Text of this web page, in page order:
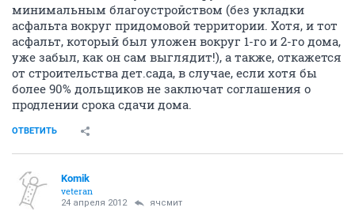
минимальным благоустройством (без укладки
асфальта вокруг придомовой территории. Хотя, и тот
асфальт, который был уложен вокруг 1-го и 2-го дома,
уже забыл, как он сам выглядит!), а также, откажется
от строительства дет.сада, в случае, если хотя бы
более 90% дольщиков не заключат соглашения о
продлении срока сдачи дома.
ОТВЕТИТЬ
Komik
veteran
24 апреля 2012 ячсмит